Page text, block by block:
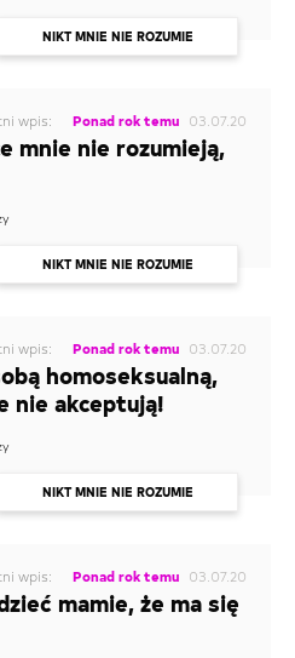
NIKT MNIE NIE ROZUMIE
wpis: Ponad rok temu 03.07.20
mnie nie rozumieją,
NIKT MNIE NIE ROZUMIE
wpis: Ponad rok temu 03.07.20
homoseksualną,
nie akceptują!
NIKT MNIE NIE ROZUMIE
wpis: Ponad rok temu 03.07.20
mamie, że ma się